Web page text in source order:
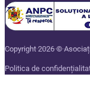
Copyright 2026 ©
Politica de